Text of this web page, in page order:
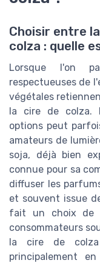
Choisir entre
colza : quelle
Lorsque l'on
respectueuses de
végétales
la cire de colza.
options peut
amateurs de
soja, déjà bien
connue pour sa
diffuser les
et souvent issue
fait un choix de
consommateurs
la cire de
principalement